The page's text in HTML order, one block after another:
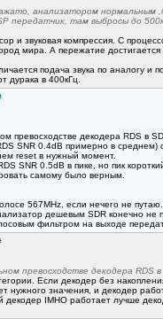
анализатором нормальным
передатчик, там выбросы до
и звуковая компрессия. С
мира. А пережатие
подача звука по аналогу
дурака в 400кГц.
превосходстве декодера RDS в
SNR 0.4dB примерно в среднем)
reset в нужный момент.
SNR 0.5dB в пике, но пик
самому было верным.
567MHz, если нечего не путаю.
дешевым SDR конечно не
фильтром на выходе
превосходстве декодера RDS в
Если декодер без
нужного значения, и декодер
декодер IMHO работает лучше